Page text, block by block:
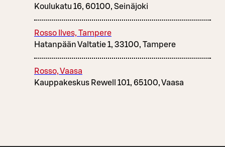
Koulukatu 16, 60100, Seinäjoki
Rosso Ilves, Tampere
Hatanpään Valtatie 1, 33100, Tampere
Rosso, Vaasa
Kauppakeskus Rewell 101, 65100, Vaasa